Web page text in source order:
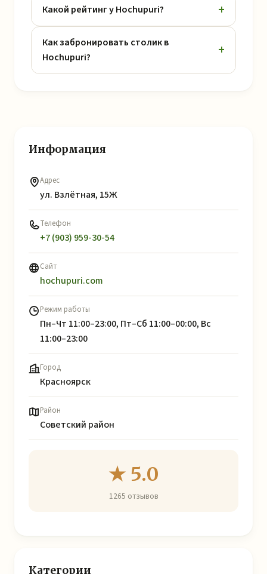
Какой рейтинг у Hochupuri?
Как забронировать столик в
Hochupuri?
Информация
Адрес
ул. Взлётная, 15Ж
Телефон
+7 (903) 959-30-54
Сайт
hochupuri.com
Режим работы
Пн–Чт 11:00–23:00, Пт–Сб 11:00–00:00, Вс
11:00–23:00
Город
Красноярск
Район
Советский район
★ 5.0
1265 отзывов
Категории